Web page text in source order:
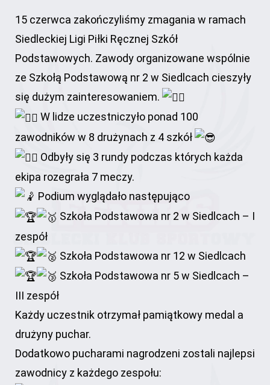
15 czerwca zakończyliśmy zmagania w ramach
Siedleckiej Ligi Piłki Ręcznej Szkół
Podstawowych. Zawody organizowane wspólnie
ze Szkołą Podstawową nr 2 w Siedlcach cieszyły
się dużym zainteresowaniem.
W lidze uczestniczyło ponad 100
zawodników w 8 drużynach z 4 szkół
Odbyły się 3 rundy podczas których każda
ekipa rozegrała 7 meczy.
Podium wyglądało następująco
Szkoła Podstawowa nr 2 w Siedlcach – I
zespół
Szkoła Podstawowa nr 12 w Siedlcach
Szkoła Podstawowa nr 5 w Siedlcach –
III zespół
Każdy uczestnik otrzymał pamiątkowy medal a
drużyny puchar.
Dodatkowo pucharami nagrodzeni zostali najlepsi
zawodnicy z każdego zespołu: